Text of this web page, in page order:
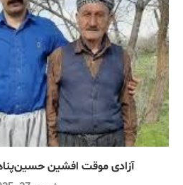
آزادی موقت افشین حسین‌پناهی پس